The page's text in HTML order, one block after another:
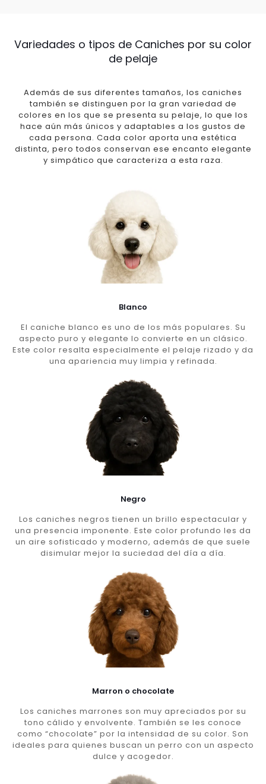
Variedades o tipos de Caniches por su color
de pelaje
Además de sus diferentes tamaños, los caniches
también se distinguen por la gran variedad de
colores en los que se presenta su pelaje, lo que los
hace aún más únicos y adaptables a los gustos de
cada persona. Cada color aporta una estética
distinta, pero todos conservan ese encanto elegante
y simpático que caracteriza a esta raza.
Blanco
El caniche blanco es uno de los más populares. Su
aspecto puro y elegante lo convierte en un clásico.
Este color resalta especialmente el pelaje rizado y da
una apariencia muy limpia y refinada.
Negro
Los caniches negros tienen un brillo espectacular y
una presencia imponente. Este color profundo les da
un aire sofisticado y moderno, además de que suele
disimular mejor la suciedad del día a día.
Marron o chocolate
Los caniches marrones son muy apreciados por su
tono cálido y envolvente. También se les conoce
como “chocolate” por la intensidad de su color. Son
ideales para quienes buscan un perro con un aspecto
dulce y acogedor.